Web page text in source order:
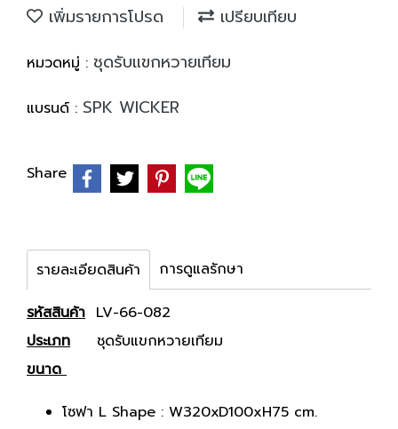
เพิ่มรายการโปรด เปรียบเทียบ
หมวดหมู่ : ชุดรับแขกหวายเทียม
แบรนด์ : SPK WICKER
Share
รายละเอียดสินค้า การดูแลรักษา
รหัสสินค้า LV-66-082
ประเภท ชุดรับแขกหวายเทียม
ขนาด
โซฟา L Shape : W320xD100xH75 cm.